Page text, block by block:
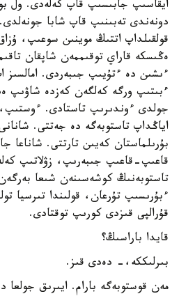
ايقاسىپ جابىسىپ قاپ كەلەدى. ول
دونەندى تەبىنىپ قاپ شابا
قولقىلداپ اتتىڭ موينىن سوعىپ،
ەڭىسكە قاراي توقىممەن شاپقان
ءىشىن دە ءتۇيىپ جىبەردى.
ءبىتىپ ورگە كەلگەن كەزدە شاۋىپ
جولدى ءوندىرىپ تاستادى.
اياڭداپ تاستوبەگە دە جەتتى.
بۇرىلماستان كەيىن تارتتى. شاناعا
قاعىپ-قاعىپ جىبەرىپ، زۋلاتىپ
تاستوبەنىڭ كوشەسىنەن شىعا
ءبۇرىسىپ تۇرعان، قولىندا تىرسيا
قۇرالپى قىزدى كورىپ توقتادى.
قايدا باراسىڭ؟
بىرلىككە،- دەدى قىز.
مەن قوستوبەگە بارام. ايىرىق جولعا